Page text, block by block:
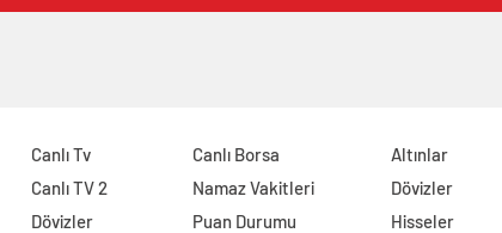
Canlı Tv
Canlı TV 2
Dövizler
Canlı Borsa
Namaz Vakitleri
Puan Durumu
Altınlar
Dövizler
Hisseler